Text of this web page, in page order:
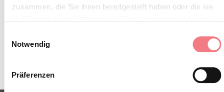
zusammen, die Sie ihnen bereitgestellt haben oder die sie
Notwendig
Präferenzen